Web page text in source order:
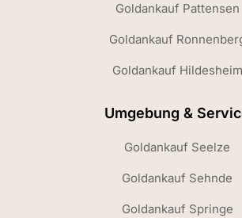
Goldankauf Pattensen
Goldankauf
Goldankauf Hildesheim
Umgebung &
Goldankauf Seelze
Goldankauf Sehnde
Goldankauf Springe